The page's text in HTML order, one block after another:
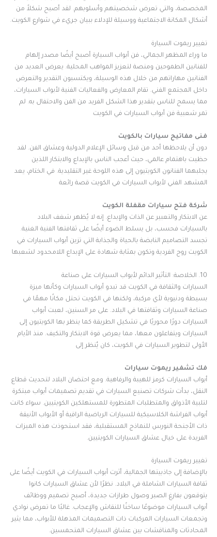
المخصصة، والتي تعرض شخصيتهم وأسلوبهم. لقد أصبح شكلاً من
أشكال المكانة الاجتماعية ووسيلة للإدلاء ببيان جريء في شوارع الكويت.
تغيير ريموت السيارة
ما وراء المظهر الجمالي، فن أبواب السيارة أصبح أيضًا مصدر إلهام
للفنانين الطموحين ومنصة لتعزيز المواهب المحلية. يعرض العديد من
الفنانين مهاراتهم من خلال هذه الوسيلة، ويكتسبون التقدير والتعرض
داخل المجتمع الفني. تقام المعارض والفعاليات الفنية لأبواب السيارات،
مما يسمح للناس بتقدير هذا الشكل الفريد من الفن والاحتفال به. لم
تمر شعبية فن أبواب السيارات في الكويت
فنى مفاتيح سيارات بالكويت
دون أن يلاحظها أحد من قبل وسائل الإعلام الدولية وعشاق الفن. لقد
حظيت باهتمام عالمي، حيث أعجب الناس بالإبداع والابتكار اللذين
يجلبهما الفنانون الكويتيون إلى هذه اللوحة غير التقليدية. في الختام، يعد
المشهد الفني لأبواب السيارات في الكويت قصة رائعة
شركة فتح سيارات مقفلة الكويت
عن الابتكار والتعبير عن الذات والإبداع. إنه لا يُظهر شغف البلاد
بالسيارات فحسب، بل يسلط الضوء أيضًا على ثقافتها الفنية الغنية.
تجسد التصاميم النابضة بالحياة والجذابة التي تزين أبواب السيارات في
الكويت روح الفردية وتكون بمثابة شهادة على الإبداع اللامحدود لشعبها
10. الخلاصة: التأثير الدائم لأبواب السيارات على صناعة
السيارات والثقافة في الكويت قد تبدو أبواب السيارات وكأنها ميزة
بسيطة ودنيوية لأي مركبة، ولكنها في الكويت تحتل مكانًا مهمًا في
صناعة السيارات وثقافتها في البلاد. على مر السنين، لعبت أبواب
السيارات دورًا محوريًا في تشكيل الطريقة كما ينظر بها الكويتيون إلى
السيارات ويتفاعلون معها، مما يعرض قوة الابتكار والتكيف. منذ الأيام
الأولى لتطوير السيارات في الكويت، كان يُنظر إلى
فك تشفير ريموت سيارات
أبواب السيارات كرمز للهيبة والرفاهية. ومع احتضان البلاد لتحديث قطاع
النقل، بدأت شركات تصنيع السيارات في تقديم تصميمات أبواب مبتكرة
لتلبية الأذواق والمتطلبات المتطورة للمستهلكين الكويتيين. سواء كانت
أبواب الفراشة الكلاسيكية للسيارات الرياضية الراقية أو الأبواب الأنيقة
ذات الأجنحة النورس للنماذج المستقبلية، فقد استحوذت هذه الميزات
الفريدة على خيال عشاق السيارات الكويتيين.
تغيير ريموت السيارة
بالإضافة إلى جاذبيتها الجمالية، أثرت أبواب السيارات في الكويت أيضًا على
ثقافة السيارات الشاملة في البلاد. نظرًا لأن عشاق السيارات كانوا
يتوقعون بفارغ الصبر وصول طرازات جديدة، أصبح تصميم ووظائف
أبواب السيارات موضوعًا ساخنًا للنقاش والإعجاب. غالبًا ما تعرض نوادي
وتجمعات السيارات المركبات ذات التصميمات المذهلة للأبواب، مما يثير
المحادثات والمناقشات بين عشاق السيارات المتحمسين.